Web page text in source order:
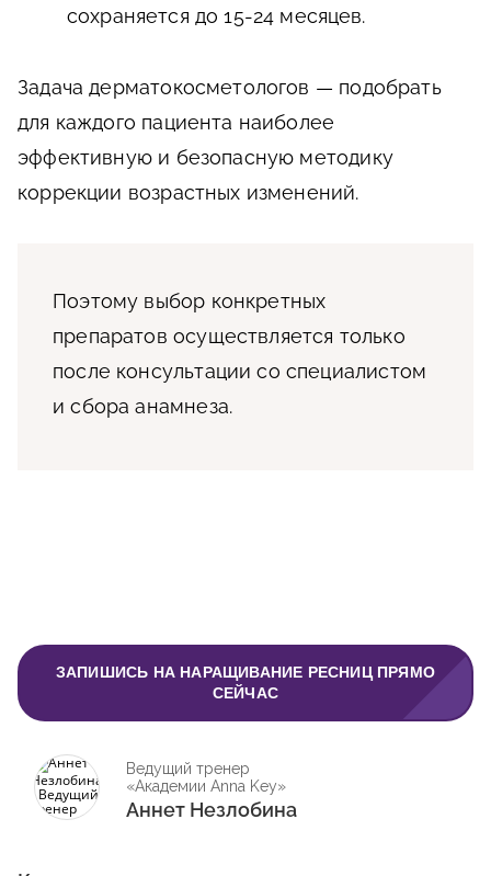
сохраняется до 15-24 месяцев.
Задача дерматокосметологов — подобрать
для каждого пациента наиболее
эффективную и безопасную методику
коррекции возрастных изменений.
Поэтому выбор конкретных
препаратов осуществляется только
после консультации со специалистом
и сбора анамнеза.
ЗАПИШИСЬ НА НАРАЩИВАНИЕ РЕСНИЦ ПРЯМО
СЕЙЧАС
Ведущий тренер
«Академии Anna Key»
Аннет Незлобина